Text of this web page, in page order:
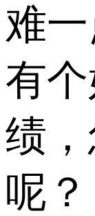
难
有
绩
呢？